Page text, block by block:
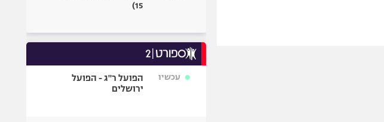
15)
עכשיו
הפועל ר"ג - הפועל
ירושלים